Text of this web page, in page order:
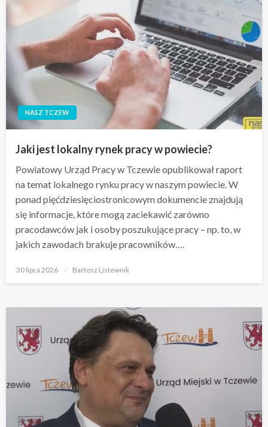
NASZ TCZEW
Jaki jest lokalny rynek pracy w powiecie?
Powiatowy Urząd Pracy w Tczewie opublikował raport
na temat lokalnego rynku pracy w naszym powiecie. W
ponad pięćdziesięciostronicowym dokumencie znajdują
się informacje, które mogą zaciekawić zarówno
pracodawców jak i osoby poszukujące pracy – np. to, w
jakich zawodach brakuje pracowników….
Opublikowane
30 lipca 2026 Bartosz Listewnik